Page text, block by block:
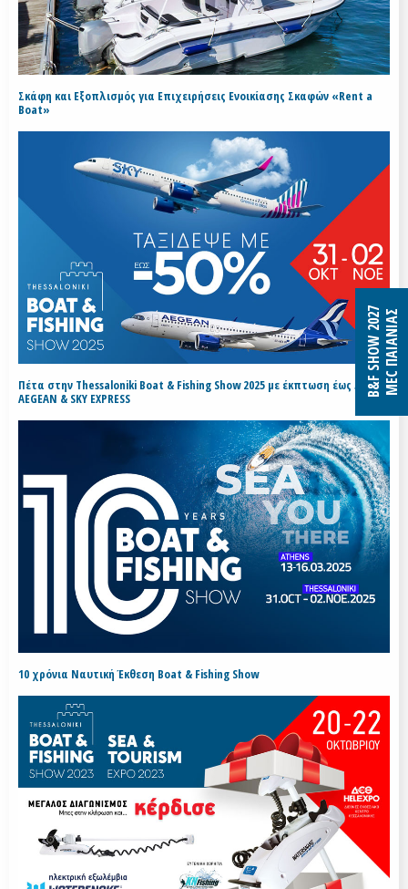
Σκάφη και Εξοπλισμός για Επιχειρήσεις Ενοικίασης Σκαφών «Rent a
Boat»
Πέτα στην Thessaloniki Boat & Fishing Show 2025 με έκπτωση έως 50% με
AEGEAN & SKY EXPRESS
10 χρόνια Ναυτική Έκθεση Boat & Fishing Show
B&F SHOW 2027MEC ΠΑΙΑΝΙΑΣ